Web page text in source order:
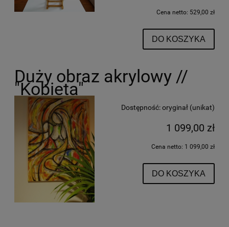
Cena netto: 529,00 zł
DO KOSZYKA
Duży obraz akrylowy //
"Kobieta"
Dostępność:oryginał (unikat)
1 099,00 zł
Cena netto: 1 099,00 zł
DO KOSZYKA